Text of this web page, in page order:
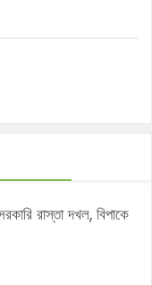
রাস্তা দখল, বিপাকে